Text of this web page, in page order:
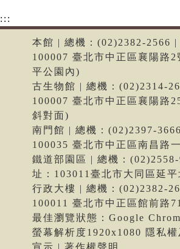
:::
本館 | 總機：(02)2382-2566 |
100007 臺北市中正區襄陽路2
平公園內)
古生物館 | 總機：(02)2314-
100007 臺北市中正區襄陽路
斜對面)
南門館 | 總機：(02)2397-
100035 臺北市中正區南昌路
鐵道部園區 | 總機：
址：103011臺北市大同區延平
行政大樓 | 總機：(02)2382-
100011 臺北市中正區館前路
最佳瀏覽狀態：Google
螢幕解析度1920x1080 隱私權
宣示 | 著作權聲明